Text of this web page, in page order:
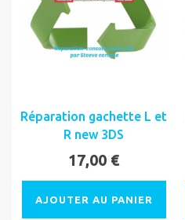
Réparation gachette L et
R new 3DS
17,00 €
AJOUTER AU PANIER